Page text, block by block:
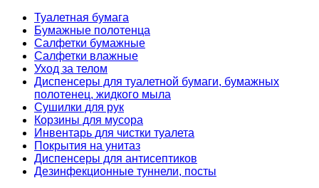
Туалетная бумага
Бумажные полотенца
Салфетки бумажные
Салфетки влажные
Уход за телом
Диспенсеры для туалетной бумаги, бумажных
полотенец, жидкого мыла
Сушилки для рук
Корзины для мусора
Инвентарь для чистки туалета
Покрытия на унитаз
Диспенсеры для антисептиков
Дезинфекционные туннели, посты